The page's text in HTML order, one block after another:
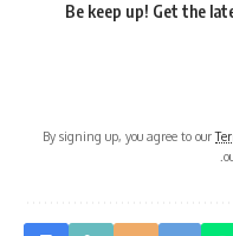
Be keep up! Get the
By signing up, you agree to our